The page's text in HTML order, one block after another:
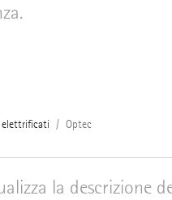
elettrificati Optec
la descrizione